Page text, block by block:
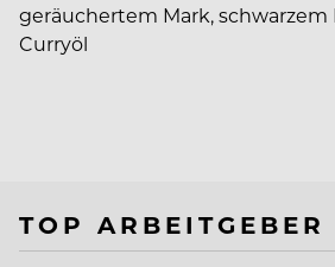
geräuchertem Mark,
Curryöl
TOP ARBEITGEBER